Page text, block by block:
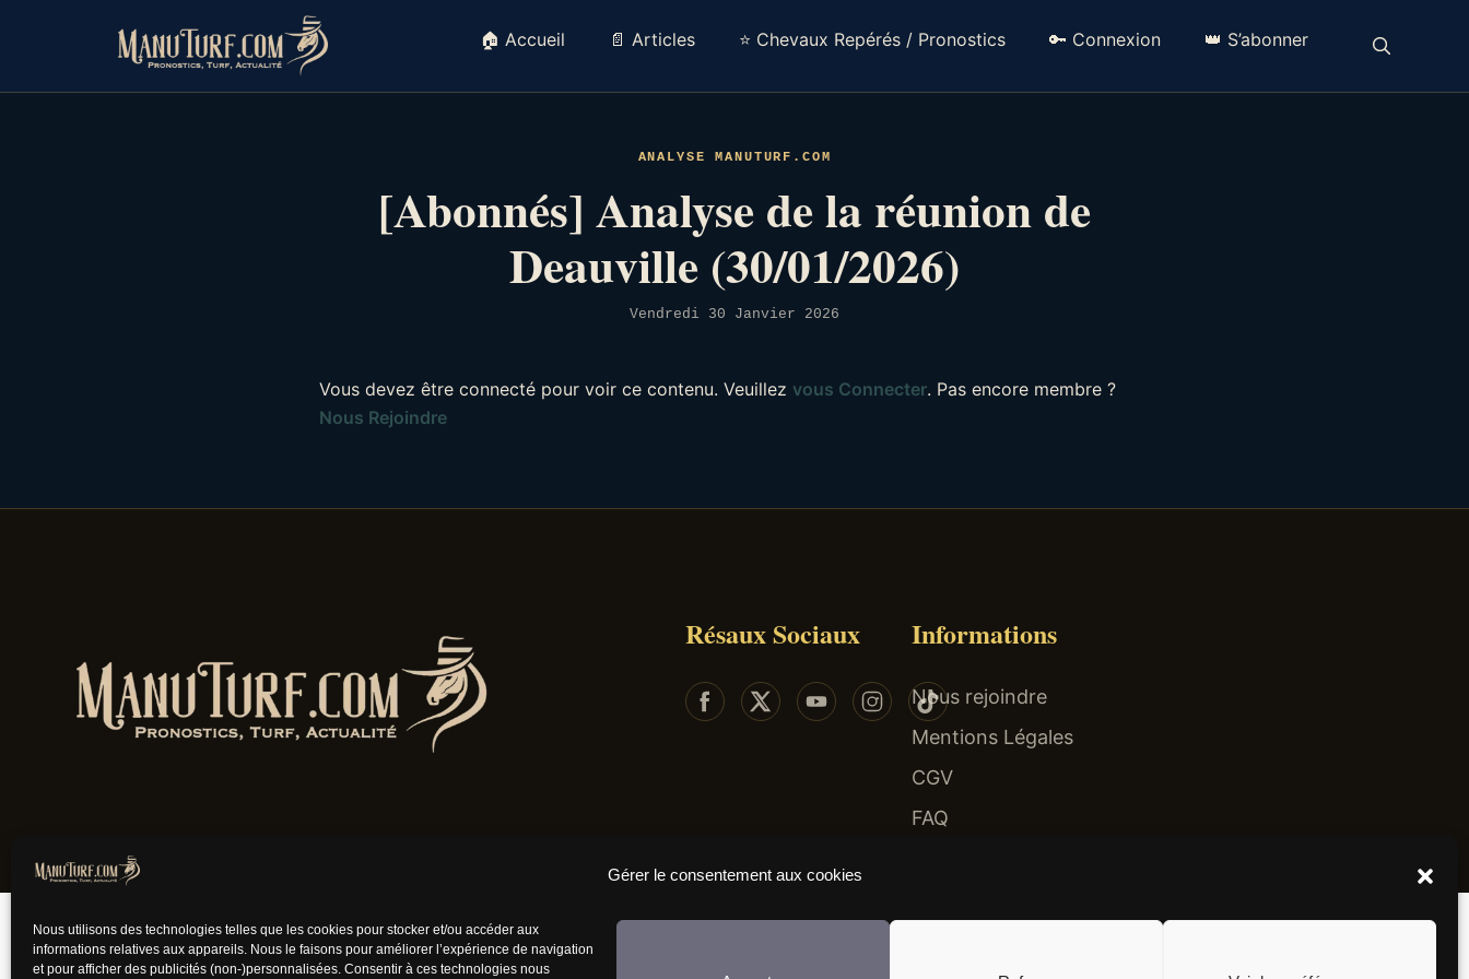
Gérer le consentement aux cookies
Nous utilisons des technologies telles que les cookies pour stocker et/ou accéder aux
informations relatives aux appareils. Nous le faisons pour améliorer l’expérience de navigation
et pour afficher des publicités (non-)personnalisées. Consentir à ces technologies nous
🏠 Accueil 📄 Articles ⭐ Chevaux Repérés / Pronostics 🔑 Connexion 👑 S’abonner
ANALYSE MANUTURF.COM
[Abonnés] Analyse de la réunion de
Deauville (30/01/2026)
Vendredi 30 Janvier 2026
Vous devez être connecté pour voir ce contenu. Veuillez vous Connecter. Pas encore membre ?
Nous Rejoindre
Résaux Sociaux Informations
Nous rejoindre
Mentions Légales
CGV
FAQ